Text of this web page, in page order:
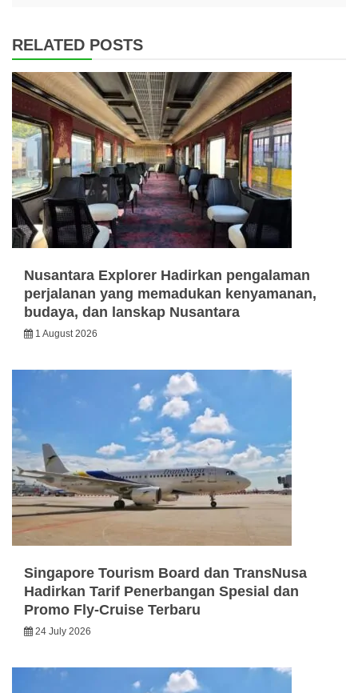
RELATED POSTS
Nusantara Explorer Hadirkan pengalaman
perjalanan yang memadukan kenyamanan,
budaya, dan lanskap Nusantara
1 August 2026
Singapore Tourism Board dan TransNusa
Hadirkan Tarif Penerbangan Spesial dan
Promo Fly-Cruise Terbaru
24 July 2026